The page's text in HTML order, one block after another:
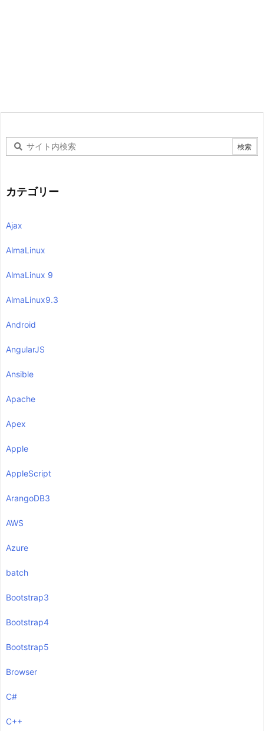
カテゴリー
Ajax
AlmaLinux
AlmaLinux 9
AlmaLinux9.3
Android
AngularJS
Ansible
Apache
Apex
Apple
AppleScript
ArangoDB3
AWS
Azure
batch
Bootstrap3
Bootstrap4
Bootstrap5
Browser
C#
C++